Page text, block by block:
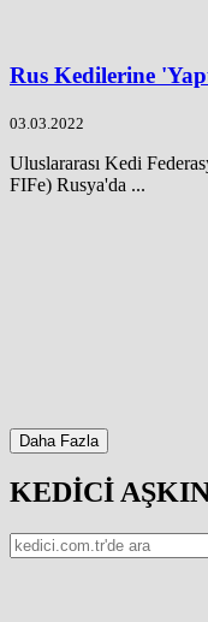
Rus Kedilerine
03.03.2022
Uluslararası Kedi
FIFe) Rusya'da ...
Daha Fazla
KEDİCİ